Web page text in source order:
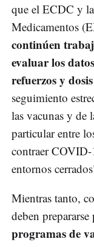
que el ECDC y
Medicamentos
continúen
evaluar los
refuerzos y
seguimiento
las vacunas y de
particular entre
contraer COVID-
entornos
Mientras tanto,
deben prepararse
programas de